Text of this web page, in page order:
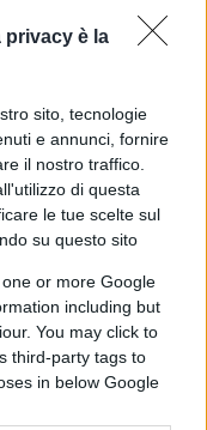
privacy è la
sito, tecnologie
e annunci, fornire
il nostro traffico.
di questa
le tue scelte sul
su questo sito
or more Google
including but
You may click to
third-party tags to
in below Google
ministra
altrimenti, in una
Anche se
e la
ha fatto notare
tipico di chi
Cabinet Secretary
diPermanent
che
anche a